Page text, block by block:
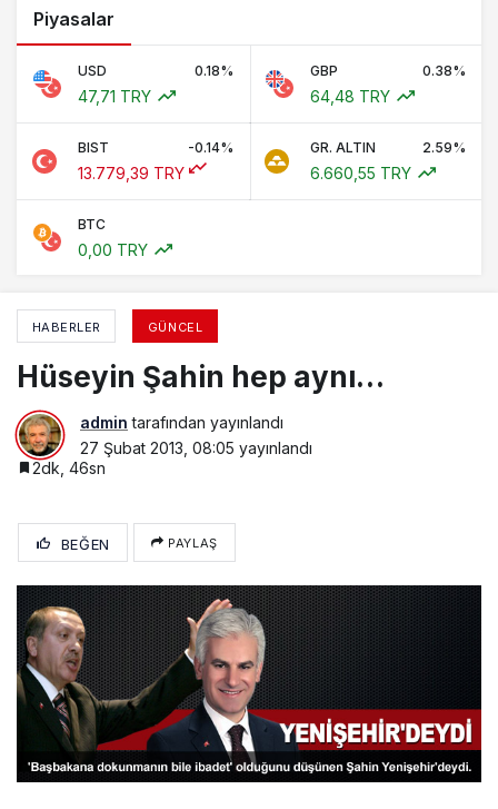
Piyasalar
USD 0.18%
47,71 TRY
GBP 0.38%
64,48 TRY
BIST -0.14%
13.779,39 TRY
GR. ALTIN 2.59%
6.660,55 TRY
BTC
0,00 TRY
HABERLER GÜNCEL
Hüseyin Şahin hep aynı…
admin tarafından yayınlandı
27 Şubat 2013, 08:05 yayınlandı
2dk, 46sn
BEĞEN PAYLAŞ